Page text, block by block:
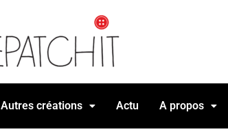
Autres créations Actu A propos